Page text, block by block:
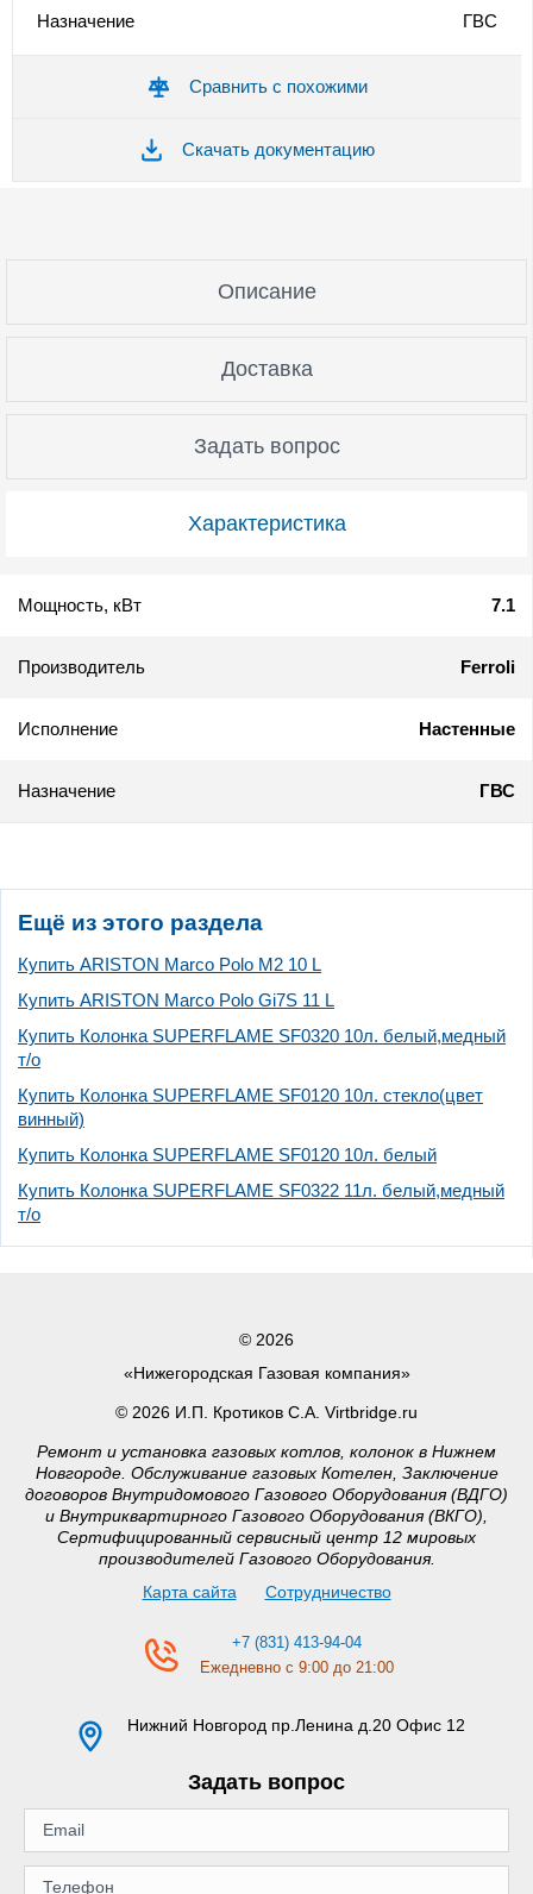
Назначение
ГВС
Сравнить с похожими
Скачать документацию
Характеристика
Описание
Доставка
Задать вопрос
Мощность, кВт 7.1
Производитель Ferroli
Исполнение Настенные
Назначение ГВС
Ещё из этого раздела
Купить ARISTON Marco Polo M2 10 L
Купить ARISTON Marco Polo Gi7S 11 L
Купить Колонка SUPERFLAME SF0320 10л. белый,медный
т/о
Купить Колонка SUPERFLAME SF0120 10л. стекло(цвет
винный)
Купить Колонка SUPERFLAME SF0120 10л. белый
Купить Колонка SUPERFLAME SF0322 11л. белый,медный
т/о
© 2026
«Нижегородская Газовая компания»
© 2026 И.П. Кротиков С.А. Virtbridge.ru
Ремонт и установка газовых котлов, колонок в Нижнем
Новгороде. Обслуживание газовых Котелен, Заключение
договоров Внутридомового Газового Оборудования (ВДГО)
и Внутриквартирного Газового Оборудования (ВКГО),
Сертифицированный сервисный центр 12 мировых
производителей Газового Оборудования.
Карта сайта
Сотрудничество
+7 (831) 413-94-04
Ежедневно с 9:00 до 21:00
Нижний Новгород пр.Ленина д.20 Офис 12
Задать вопрос